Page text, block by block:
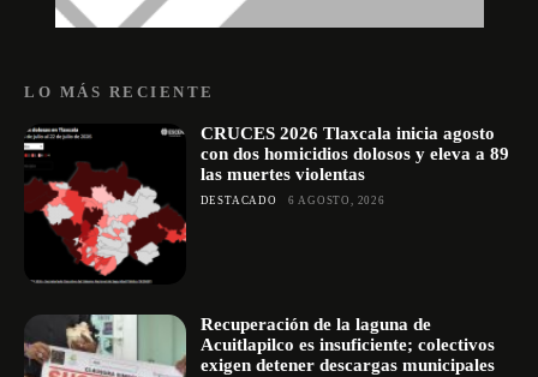
LO MÁS RECIENTE
CRUCES 2026 Tlaxcala inicia agosto
con dos homicidios dolosos y eleva a 89
las muertes violentas
DESTACADO 6 AGOSTO, 2026
Recuperación de la laguna de
Acuitlapilco es insuficiente; colectivos
exigen detener descargas municipales